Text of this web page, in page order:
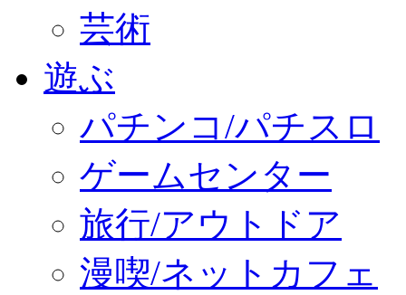
芸術
遊ぶ
パチンコ/パチスロ
ゲームセンター
旅行/アウトドア
漫喫/ネットカフェ